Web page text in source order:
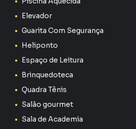
chance de vender ou alugar seu
Contamos também com um time de
corretores treinados e uma central
preparada para atender
Elevador
Guarita Com Segurança
Heliponto
Espaço de Leitura
Brinquedoteca
Quadra Tênis
Salão gourmet
Sala de Academia